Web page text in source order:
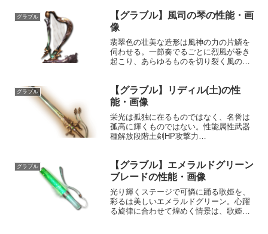
25%UP〔召喚枠/効果時間: 3ターン〕味
方全体の火属性...
グラブル
【グラブル】風司の琴の性能・画
像
翡翠色の壮美な造形は風神の力の片鱗を
伺わせる。一節奏でるごとに烈風が巻き
起こり、あらゆるものを切り裂く風の中
MAXLv131121575奥義烈風敵に風属性3.5
倍ダメージ〔減衰...
グラブル
【グラブル】リディル(土)の性
能・画像
栄光は孤独に在るものではなく、名誉は
孤高に輝くものではない。性能属性武器
種解放段階土剣HP攻撃力
メージ〕剣気が付与されている時、剣気
を5回復スキ...
グラブル
【グラブル】エメラルドグリーン
ブレードの性能・画像
光り輝くステージで可憐に踊る歌姫を、
彩るは美しいエメラルドグリーン。心躍
る旋律に合わせて煌めく情景は、歌姫の